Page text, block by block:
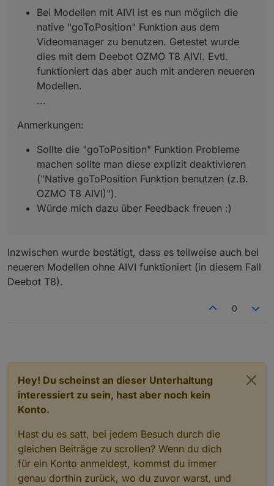
Bei Modellen mit AIVI ist es nun möglich die
native "goToPosition" Funktion aus dem
Videomanager zu benutzen. Getestet wurde
dies mit dem Deebot OZMO T8 AIVI. Evtl.
funktioniert das aber auch mit anderen neueren
Modellen.
...
Anmerkungen:
Sollte die "goToPosition" Funktion Probleme
machen sollte man diese explizit deaktivieren
("Native goToPosition Funktion benutzen (z.B.
OZMO T8 AIVI)").
Würde mich dazu über Feedback freuen :)
Inzwischen wurde bestätigt, dass es teilweise auch bei
neueren Modellen ohne AIVI funktioniert (in diesem Fall
Deebot T8).
0
Hey! Du scheinst an dieser Unterhaltung
interessiert zu sein, hast aber noch kein
Konto.
Hast du es satt, bei jedem Besuch durch die
gleichen Beiträge zu scrollen? Wenn du dich
für ein Konto anmeldest, kommst du immer
genau dorthin zurück, wo du zuvor warst, und